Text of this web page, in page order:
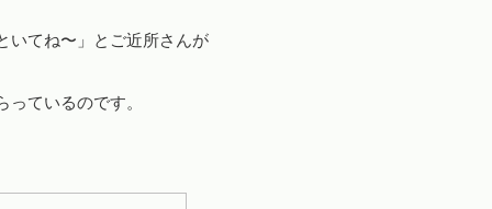
いてね〜」とご近所さんが
ているのです。